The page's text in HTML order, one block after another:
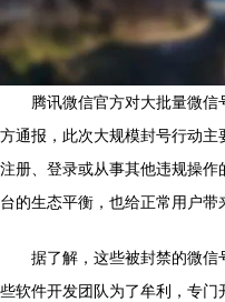
腾讯微信官方对大批量微
方通报，此次大规模封号行动
注册、登录或从事其他违规操
台的生态平衡，也给正常用户带
据了解，这些被封禁的微
些软件开发团队为了牟利，专